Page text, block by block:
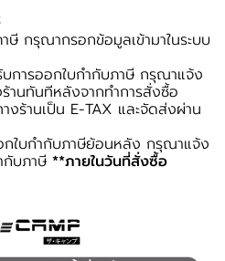
ษี กรุณากรอกข้อมูลเข้ามาในระบบ
ารออกใบกำกับภาษี กรุณาแจ้ง
านทันทีหลังจากทำการสั่งซื้อ
งร้านเป็น E-TAX และจัดส่งผ่าน
กใบกำกับภาษีย้อนหลัง กรุณาแจ้ง
กับภาษี **ภายในวันที่สั่งซื้อ